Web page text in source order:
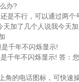
办?
是不行，可以通过两
加了几个人说我今天
千年不闪烁显示!
千年不闪烁显示! 答：
角的电话图标，可快速